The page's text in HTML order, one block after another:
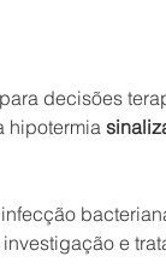
decisões
hipotermia
e